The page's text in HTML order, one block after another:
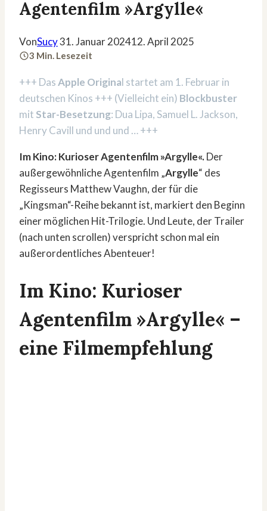
Agentenfilm »Argylle«
VonSucy31. Januar 202412. April 2025
3 Min. Lesezeit
+++ DasApple Original startet am 1. Februar in
deutschen Kinos +++ (Vielleicht ein) Blockbuster
mit Star-Besetzung: Dua Lipa, Samuel L. Jackson,
Henry Cavill und und und … +++
Im Kino: Kurioser Agentenfilm »Argylle«.Der
außergewöhnliche Agentenfilm „Argylle“ des
Regisseurs Matthew Vaughn, der für die
„Kingsman“-Reihe bekannt ist, markiert den Beginn
einer möglichen Hit-Trilogie. Und Leute, der Trailer
(nach unten scrollen) verspricht schon mal ein
außerordentliches Abenteuer!
Im Kino: Kurioser
Agentenfilm »Argylle« –
eine Filmempfehlung